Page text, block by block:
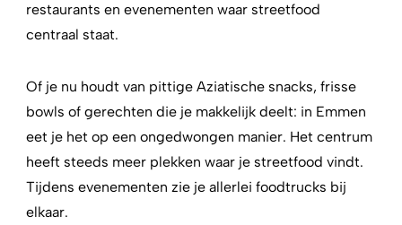
restaurants en evenementen waar streetfood
centraal staat.
Of je nu houdt van pittige Aziatische snacks, frisse
bowls of gerechten die je makkelijk deelt: in Emmen
eet je het op een ongedwongen manier. Het centrum
heeft steeds meer plekken waar je streetfood vindt.
Tijdens evenementen zie je allerlei foodtrucks bij
elkaar.